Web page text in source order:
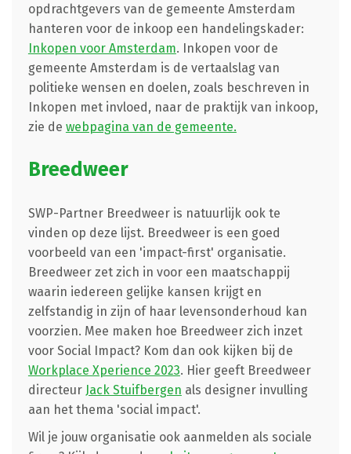
opdrachtgevers van de gemeente Amsterdam
hanteren voor de inkoop een handelingskader:
Inkopen voor Amsterdam. Inkopen voor de
gemeente Amsterdam is de vertaalslag van
politieke wensen en doelen, zoals beschreven in
Inkopen met invloed, naar de praktijk van inkoop,
zie de webpagina van de gemeente.
Breedweer
SWP-Partner Breedweer is natuurlijk ook te
vinden op deze lijst. Breedweer is een goed
voorbeeld van een 'impact-first' organisatie.
Breedweer zet zich in voor een maatschappij
waarin iedereen gelijke kansen krijgt en
zelfstandig in zijn of haar levensonderhoud kan
voorzien. Mee maken hoe Breedweer zich inzet
voor Social Impact? Kom dan ook kijken bij de
Workplace Xperience 2023. Hier geeft Breedweer
directeur Jack Stuifbergen als designer invulling
aan het thema 'social impact'.
Wil je jouw organisatie ook aanmelden als sociale